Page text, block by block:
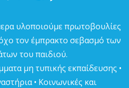
υλοποιούµε πρωτοβουλίες
τον έµπρακτο σεβασµό των
του παιδιού.
µη τυπικής εκπαίδευσης •
• Κοινωνικές και